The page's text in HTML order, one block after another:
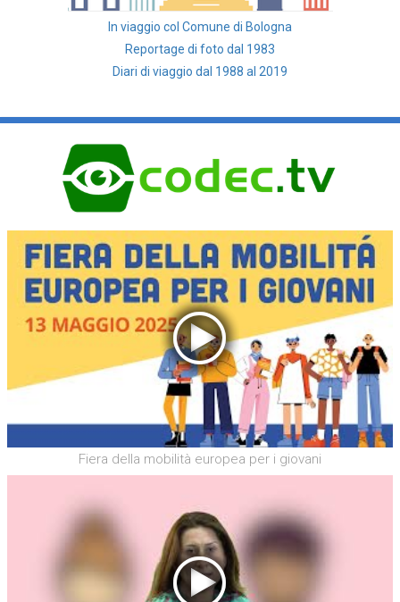
In viaggio col Comune di Bologna
Reportage di foto dal 1983
Diari di viaggio dal 1988 al 2019
Fiera della mobilità europea per i giovani